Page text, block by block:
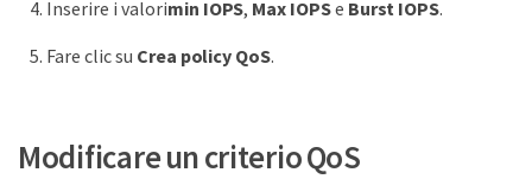
Inserire i valorimin IOPS, Max IOPSe Burst IOPS.
Fare clic su Crea policy QoS.
Modificare un criterio QoS